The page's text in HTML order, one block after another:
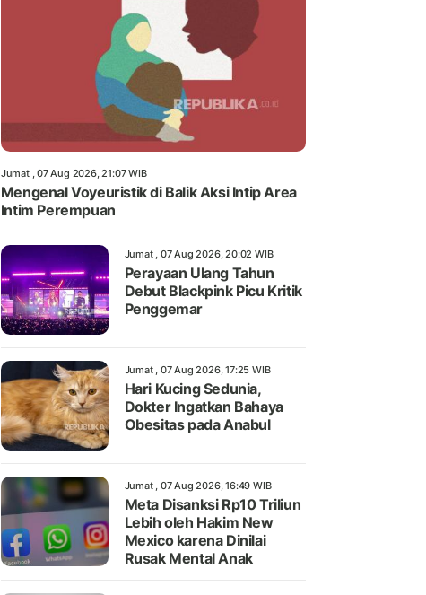
Jumat , 07 Aug 2026, 21:07 WIB
Mengenal Voyeuristik di Balik Aksi Intip Area
Intim Perempuan
Jumat , 07 Aug 2026, 20:02 WIB
Perayaan Ulang Tahun
Debut Blackpink Picu Kritik
Penggemar
Jumat , 07 Aug 2026, 17:25 WIB
Hari Kucing Sedunia,
Dokter Ingatkan Bahaya
Obesitas pada Anabul
Jumat , 07 Aug 2026, 16:49 WIB
Meta Disanksi Rp10 Triliun
Lebih oleh Hakim New
Mexico karena Dinilai
Rusak Mental Anak